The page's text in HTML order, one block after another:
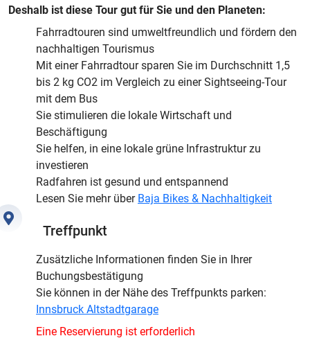
Deshalb ist diese Tour gut für Sie und den Planeten:
Fahrradtouren sind umweltfreundlich und fördern den
nachhaltigen Tourismus
Mit einer Fahrradtour sparen Sie im Durchschnitt 1,5
bis 2 kg CO2 im Vergleich zu einer Sightseeing-Tour
mit dem Bus
Sie stimulieren die lokale Wirtschaft und
Beschäftigung
Sie helfen, in eine lokale grüne Infrastruktur zu
investieren
Radfahren ist gesund und entspannend
Lesen Sie mehr über Baja Bikes & Nachhaltigkeit
Treffpunkt
Zusätzliche Informationen finden Sie in Ihrer
Buchungsbestätigung
Sie können in der Nähe des Treffpunkts parken:
Innsbruck Altstadtgarage
Eine Reservierung ist erforderlich